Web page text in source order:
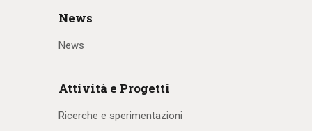
News
News
Attività e Progetti
Ricerche e sperimentazioni